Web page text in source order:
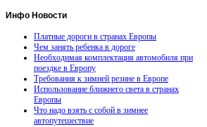
Инфо Новости
Платные дороги в странах Европы
Чем занять ребенка в дороге
Необходимая комплектация автомобиля при
поездке в Европу
Требования к зимней резине в Европе
Использование ближнего света в странах
Европы
Что надо взять с собой в зимнее
автопутешествие